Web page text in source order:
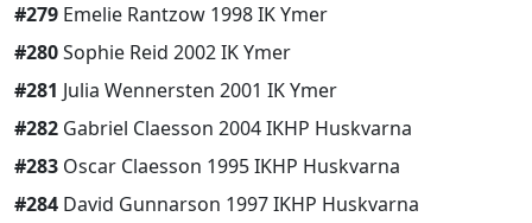
#279 Emelie Rantzow 1998 IK Ymer
#280Sophie Reid 2002 IK Ymer
#281 Julia Wennersten 2001 IK Ymer
#282 Gabriel Claesson 2004 IKHP Huskvarna
#283 Oscar Claesson 1995 IKHP Huskvarna
#284 David Gunnarson 1997 IKHP Huskvarna